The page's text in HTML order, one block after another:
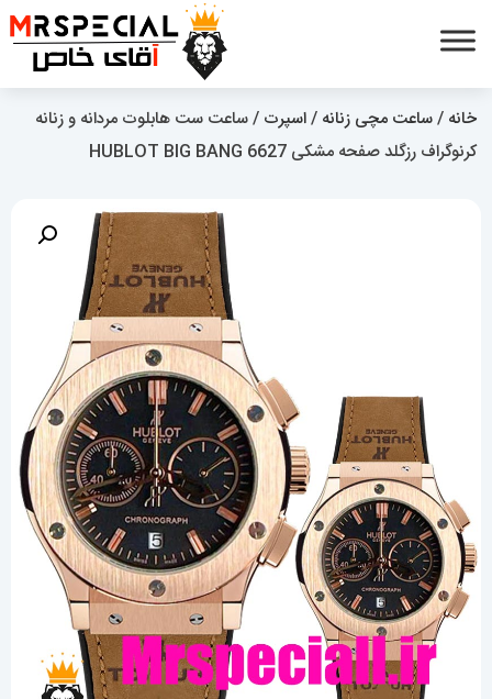
خانه /ساعت مچی زنانه /اسپرت / ساعت ست هابلوت مردانه و زنانه
کرنوگراف رزگلد صفحه مشکی 6627 HUBLOT BIG BANG